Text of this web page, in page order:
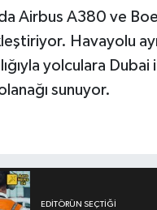
Airbus A380 ve
Havayolu
yolculara
sunuyor.
EDITÖRÜN SEÇTIĞI